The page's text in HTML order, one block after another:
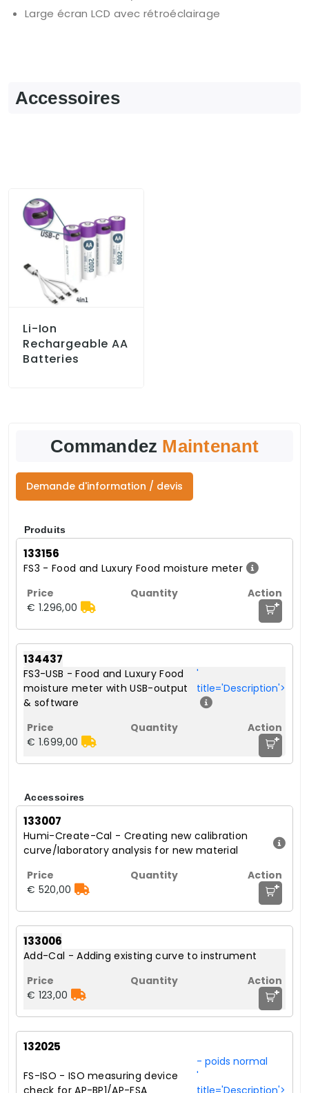
Large écran LCD avec rétroéclairage
Accessoires
Li-Ion
Rechargeable AA
Batteries
Commandez Maintenant
Demande d'information / devis
Produits
133156
FS3 - Food and Luxury Food moisture meter
€ 1.296,00 +
134437
FS3-USB - Food and Luxury Food
moisture meter with USB-output
& software
'
title='Description'>
€ 1.699,00 +
Accessoires
133007
Humi-Create-Cal - Creating new calibration
curve/laboratory analysis for new material
€ 520,00 +
133006
Add-Cal - Adding existing curve to instrument
€ 123,00 +
132025
FS-ISO - ISO measuring device
check for AP-BP1/AP-FSA
- poids normal
'
title='Description'>